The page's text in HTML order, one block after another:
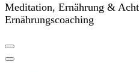
Meditation, Ernährung &
Ernährungscoaching